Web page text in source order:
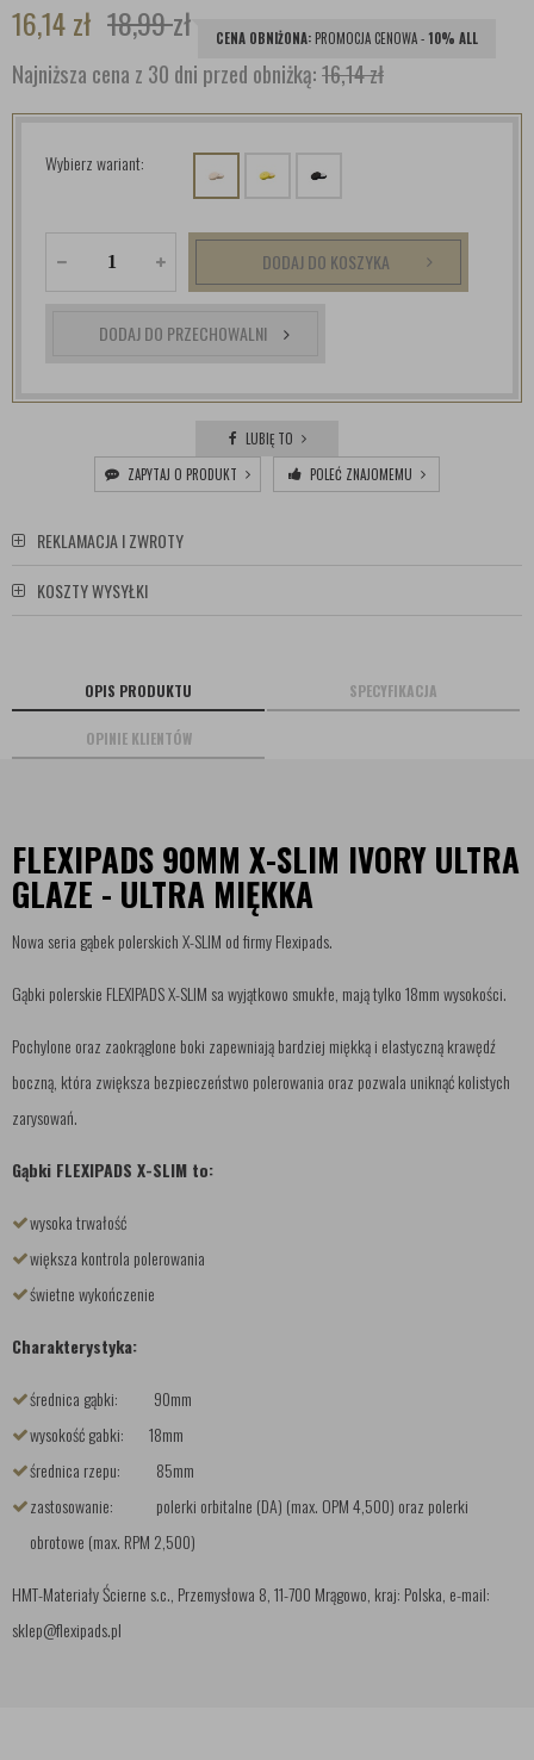
16,14zł 18,99zł CENA OBNIŻONA: PROMOCJA CENOWA -10% ALL
Najniższa cena z 30 dni przed obniżką:16,14 zł
Wybierz wariant:
DODAJ DO KOSZYKA
DODAJ DO PRZECHOWALNI
LUBIĘ TO
ZAPYTAJ O PRODUKT
POLEĆ ZNAJOMEMU
REKLAMACJA I ZWROTY
KOSZTY WYSYŁKI
OPIS PRODUKTU SPECYFIKACJA
OPINIE KLIENTÓW
FLEXIPADS 90MM X-SLIM IVORY ULTRA
GLAZE - ULTRA MIĘKKA
Nowa seria gąbek polerskich X-SLIM od firmy Flexipads.
Gąbki polerskie FLEXIPADS X-SLIM sa wyjątkowo smukłe, mają tylko 18mm wysokości.
Pochylone oraz zaokrąglone boki zapewniają bardziej miękką i elastyczną krawędź
boczną, która zwiększa bezpieczeństwo polerowania oraz pozwala uniknąć kolistych
zarysowań.
Gąbki FLEXIPADS X-SLIM to:
wysoka trwałość
większa kontrola polerowania
świetne wykończenie
Charakterystyka:
średnica gąbki: 90mm
wysokość gabki: 18mm
średnica rzepu: 85mm
zastosowanie: polerki orbitalne (DA) (max. OPM 4,500) oraz polerki
obrotowe (max. RPM 2,500)
HMT-Materiały Ścierne s.c., Przemysłowa 8, 11-700 Mrągowo, kraj: Polska, e-mail:
sklep@flexipads.pl